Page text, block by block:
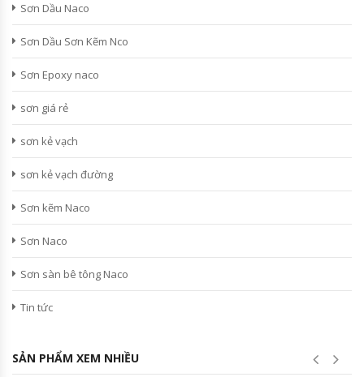
Sơn Dầu Naco
Sơn Dầu Sơn Kẽm Nco
Sơn Epoxy naco
sơn giá rẻ
sơn kẻ vạch
sơn kẻ vạch đường
Sơn kẽm Naco
Sơn Naco
Sơn sàn bê tông Naco
Tin tức
SẢN PHẨM XEM NHIỀU